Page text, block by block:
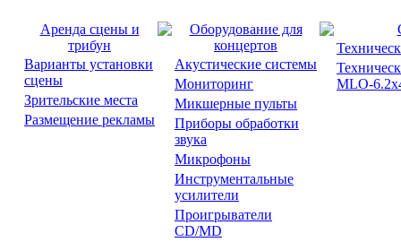
Аренда сцены и
трибун
Варианты установки
сцены
Зрительские места
Размещение рекламы
Оборудование для
концертов
Акустические системы
Мониторинг
Микшерные пульты
Приборы обработки
звука
Микрофоны
Инструментальные
усилители
Проигрыватели
CD/MD
MLO-